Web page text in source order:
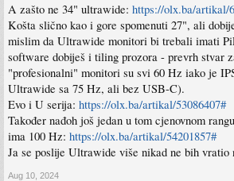
A zašto ne 34" ultrawide: https://olx.ba/artikal/
Košta slično kao i gore spomenuti 27", ali
mislim da Ultrawide monitori bi trebali imati
software dobiješ i tiling prozora - prevrh stvar
"profesionalni" monitori su svi 60 Hz iako je
Ultrawide sa 75 Hz, ali bez USB-C).
Evo i U serija: https://olx.ba/artikal/53086407#
Također nađoh još jedan u tom cjenovnom
ima 100 Hz: https://olx.ba/artikal/54201857#
Ja se poslije Ultrawide više nikad ne bih vratio
Aug 10, 2024